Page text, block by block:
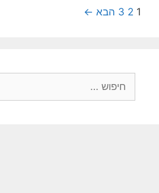
1
2
3 הבא ←